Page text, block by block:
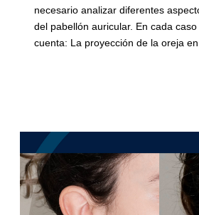
necesario analizar diferentes
del pabellón auricular. En cada
cuenta: La proyección de la oreja en